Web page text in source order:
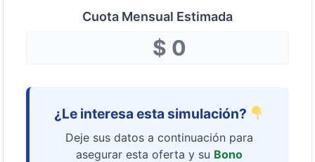
Cuota Mensual Estimada
¿Le interesa esta simulación?
Deje sus datos a continuación para
asegurar esta oferta y su Bono